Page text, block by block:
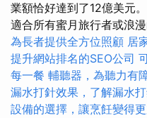
業額恰好達到了12億美元
適合所有蜜月旅行者或浪漫
為長者提供全方位照顧 居
提升網站排名的SEO公司
每一餐 輔聽器，為聽力有
漏水打針效果，了解漏水
設備的選擇，讓烹飪變得